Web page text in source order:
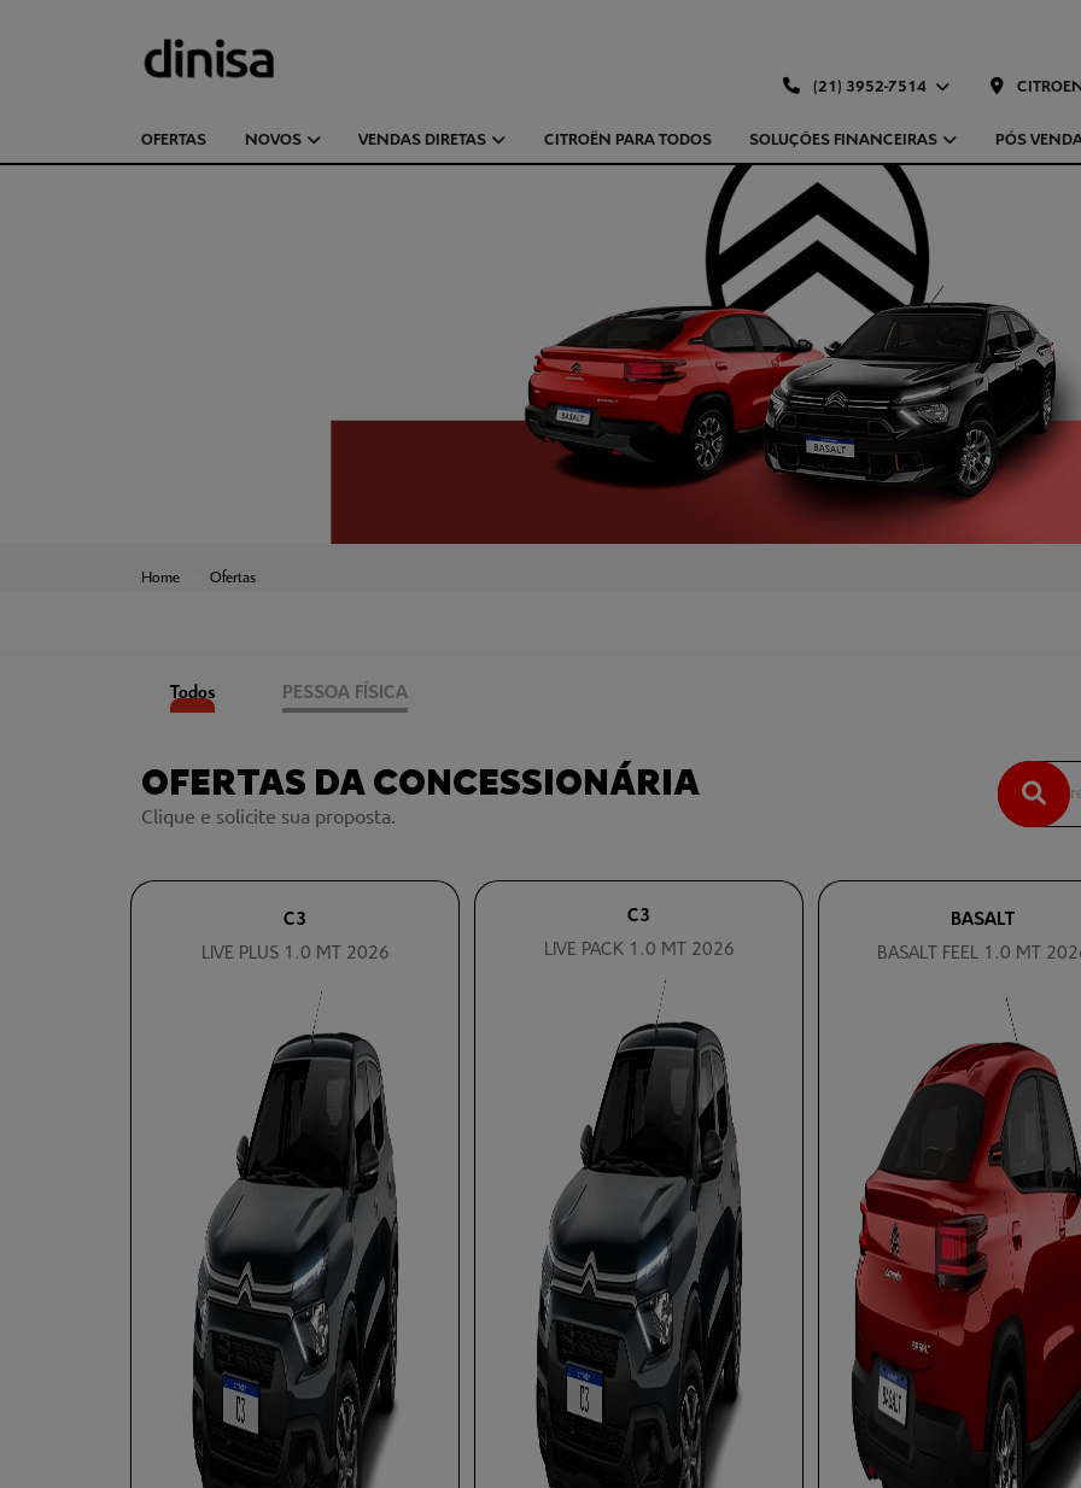
(21) 3952-7514
OFERTAS NOVOS VENDAS DIRETAS CITROËN PARA TODOS SOLUÇÕES FINANCEIRAS PÓS
Home Ofertas
Todos PESSOA FÍSICA
OFERTAS DA CONCESSIONÁRIA
Clique e solicite sua proposta.
C3
LIVE PLUS 1.0 MT 2026
C3
LIVE PACK 1.0 MT 2026
BASALT
BASALT FEEL 1.0 MT